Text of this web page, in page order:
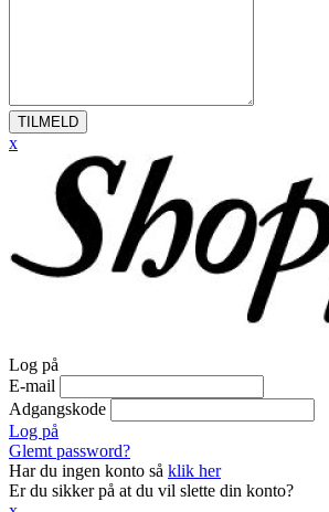
TILMELD
x
Log på
E-mail
Adgangskode
Log på
Glemt password?
Har du ingen konto så klik her
Er du sikker på at du vil slette din konto?